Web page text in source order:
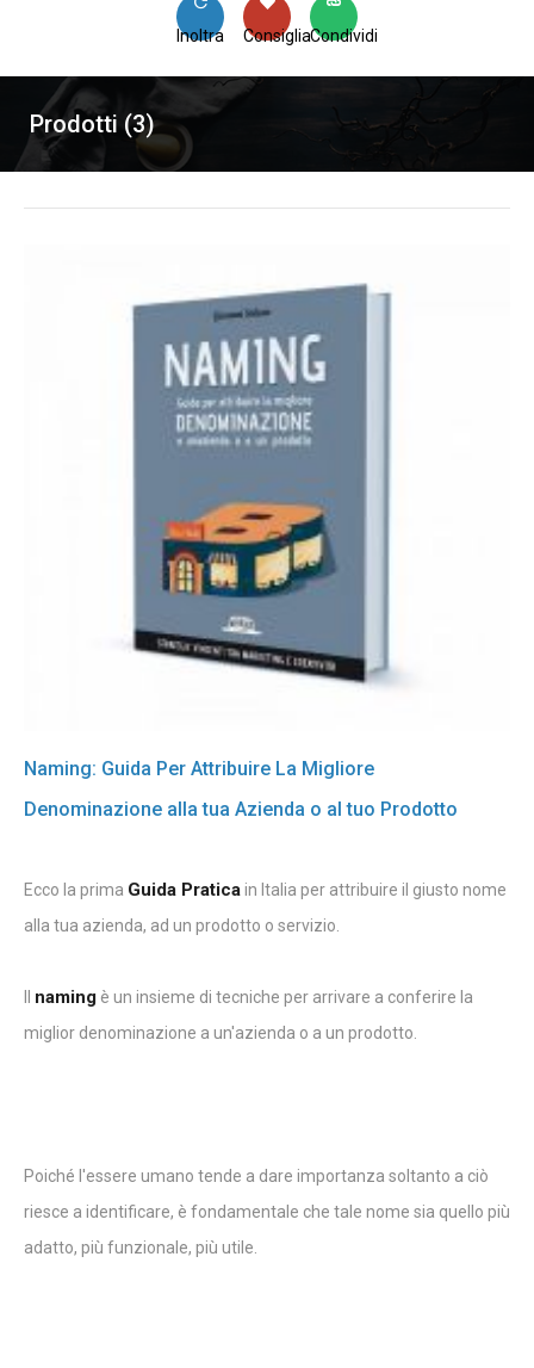
Condividi
Consiglia
Inoltra
Prodotti (3)
Naming: Guida Per Attribuire La Migliore
Denominazione alla tua Azienda o al tuo Prodotto
Ecco la prima Guida Praticain Italia per attribuire il giusto nome
alla tua azienda, ad un prodotto o servizio.
naming è un insieme di tecniche per arrivare a conferire la
miglior denominazione a un'azienda o a un prodotto.
Poiché l'essere umano tende a dare importanza soltanto a ciò
riesce a identificare, è fondamentale che tale nome sia quello più
adatto, più funzionale, più utile.